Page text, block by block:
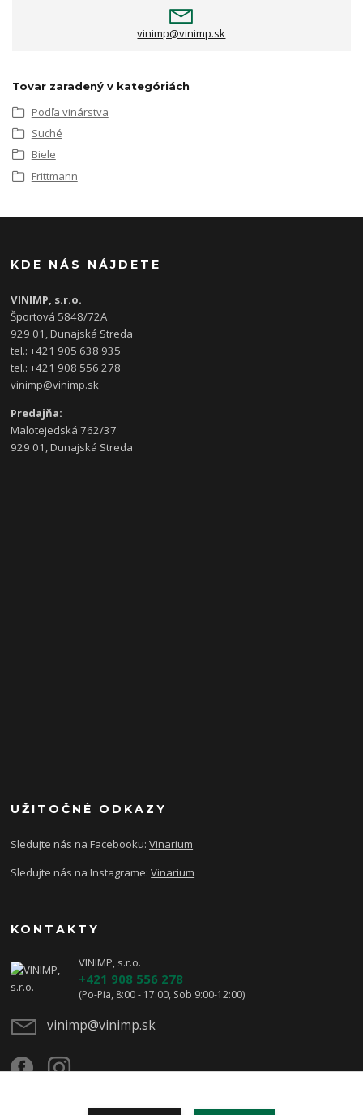
vinimp@vinimp.sk
Tovar zaradený v kategóriách
Podľa vinárstva
Suché
Biele
Frittmann
KDE NÁS NÁJDETE
VINIMP, s.r.o.
Športová 5848/72A
929 01, Dunajská Streda
tel.: +421 905 638 935
tel.: +421 908 556 278
vinimp@vinimp.sk
Predajňa:
Malotejedská 762/37
929 01, Dunajská Streda
UŽITOČNÉ ODKAZY
Sledujte nás na Facebooku:Vinarium
Sledujte nás na Instagrame:Vinarium
KONTAKTY
VINIMP, s.r.o.
+421 908 556 278
(Po-Pia, 8:00 - 17:00, Sob 9:00-12:00)
vinimp@vinimp.sk